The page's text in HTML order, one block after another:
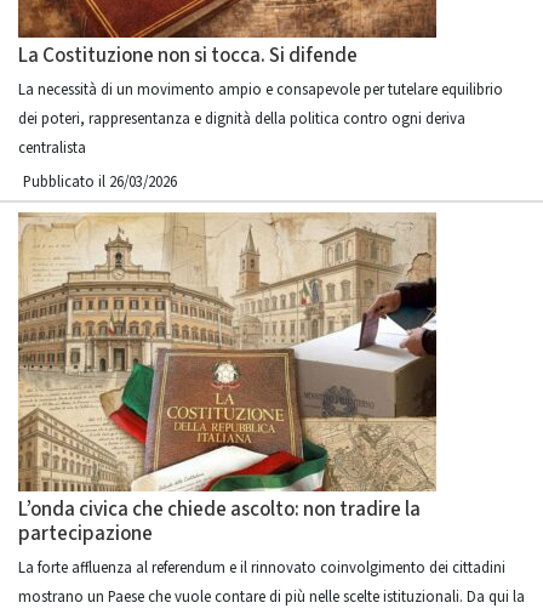
La Costituzione non si tocca. Si difende
La necessità di un movimento ampio e consapevole per tutelare equilibrio
dei poteri, rappresentanza e dignità della politica contro ogni deriva
centralista
Pubblicato il 26/03/2026
L’onda civica che chiede ascolto: non tradire la
partecipazione
La forte affluenza al referendum e il rinnovato coinvolgimento dei cittadini
mostrano un Paese che vuole contare di più nelle scelte istituzionali. Da qui la